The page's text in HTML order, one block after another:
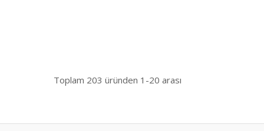
Toplam 203 üründen 1-20 arası